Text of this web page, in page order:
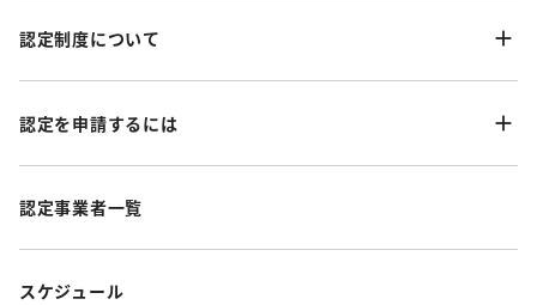
認定制度について
認定を申請するには
認定事業者一覧
スケジュール